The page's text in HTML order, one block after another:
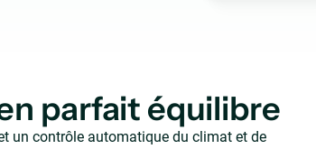
parfait équilibre
un contrôle automatique du climat et de